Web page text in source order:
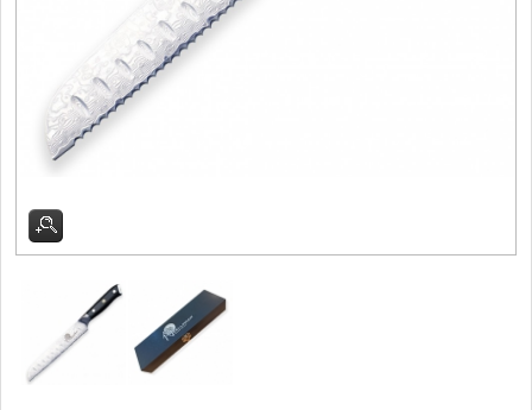
Plátkovací nože 27
Porcovací nože
Sekáčky a speciální nože
Japonské nože
Kuchyňské příslušenství
Zavírací nože